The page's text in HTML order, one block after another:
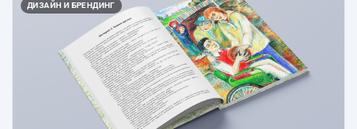
ДИЗАЙН И БРЕНДИНГ